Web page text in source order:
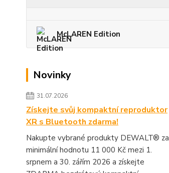
McLAREN Edition
Novinky
31.07.2026
Získejte svůj kompaktní reproduktor
XR s Bluetooth zdarma!
Nakupte vybrané produkty DEWALT® za
minimální hodnotu 11 000 Kč mezi 1.
srpnem a 30. zářím 2026 a získejte